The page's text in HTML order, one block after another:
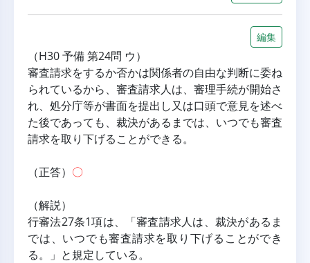
編集
（H30 予備 第24問 ウ）
審査請求をするか否かは関係者の自由な判断に委ね
られているから、審査請求人は、審理手続が開始さ
れ、処分庁等が書面を提出し又は口頭で意見を述べ
た後であっても、裁決があるまでは、いつでも審査
請求を取り下げることができる。
（正答） 〇
（解説）
行審法27条1項は、「審査請求人は、裁決があるま
では、いつでも審査請求を取り下げることができ
る。」と規定している。